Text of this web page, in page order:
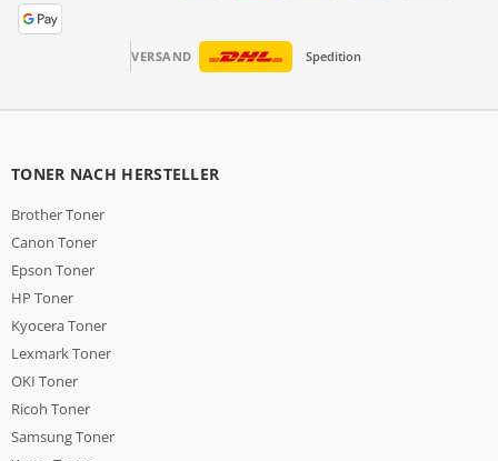
VERSAND Spedition
TONER NACH HERSTELLER
Brother Toner
Canon Toner
Epson Toner
HP Toner
Kyocera Toner
Lexmark Toner
OKI Toner
Ricoh Toner
Samsung Toner